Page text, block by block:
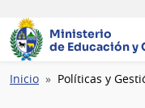
Ministerio
de Educación y
Ruta
Inicio Políticas y